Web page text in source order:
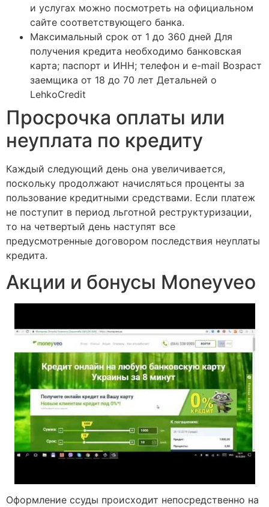
и услугах можно посмотреть на официальном
сайте соответствующего банка.
Максимальный срок от 1 до 360 дней Для
получения кредита необходимо банковская
карта; паспорт и ИНН; телефон и e-mail Возраст
заемщика от 18 до 70 лет Детальней о
LehkoCredit
Просрочка оплаты или
неуплата по кредиту
Каждый следующий день она увеличивается,
поскольку продолжают начисляться проценты за
пользование кредитными средствами. Если платеж
не поступит в период льготной реструктуризации,
то на четвертый день наступят все
предусмотренные договором последствия неуплаты
кредита.
Акции и бонусы Moneyveo
Оформление ссуды происходит непосредственно на